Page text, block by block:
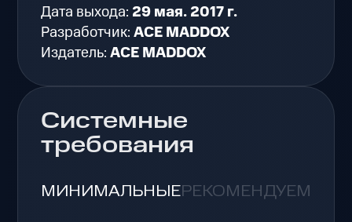
Дата выхода: 29 мая. 2017 г.
Разработчик:ACE MADDOX
Издатель:ACE MADDOX
Системные
требования
МИНИМАЛЬНЫЕРЕКОМЕНДУЕМЫЕ